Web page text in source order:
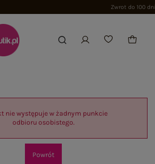
nie występuje w żadnym punkcie
odbioru osobistego.
Powrót